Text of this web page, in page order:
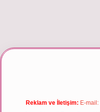
giriş
Reklam ve İletişim: E-mail: